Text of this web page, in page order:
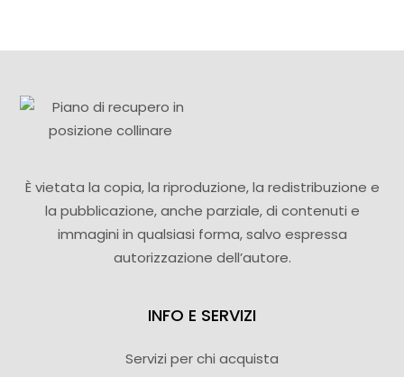
È vietata la copia, la riproduzione, la redistribuzione e
la pubblicazione, anche parziale, di contenuti e
immagini in qualsiasi forma, salvo espressa
autorizzazione dell’autore.
INFO E SERVIZI
Servizi per chi acquista